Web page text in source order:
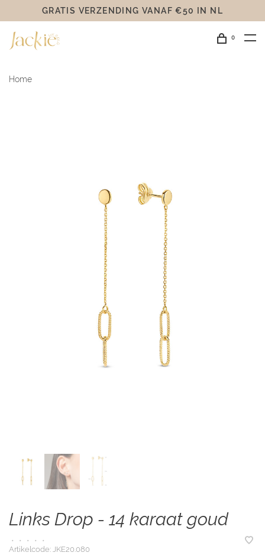
GRATIS VERZENDING VANAF €50 IN NL
0
Home
Links Drop - 14 karaat goud
• • • •
•
Artikelcode: JKE20.080